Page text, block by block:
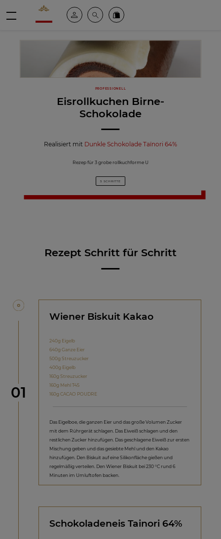
Valrhona - Imaginons le meilleur du chocolat
Mein kontoSuche Valrhona Collection
PROFESSIONELL
Eisrollkuchen Birne-
Schokolade
Realisiert mit Dunkle Schokolade Taïnori 64%
Rezep für 3 grobe rollkuchforme U
5 SCHRITTE
Rezept Schritt für Schritt
Schritt
01
Wiener Biskuit Kakao
240g Eigelb
640g Ganze Eier
500g Streuzucker
400g Eigelb
160g Streuzucker
160g Mehl T45
160g CACAO POUDRE
Das Eigelboe, die ganzen Eier und das große Volumen Zucker
mit dem Rührgerät schlagen. Das Eiweiß schlagen und den
restlichen Zucker hinzufügen. Das geschlagene Eiweiß zur ersten
Mischung geben und das gesiebte Mehl und den Kakao
hinzufügen. Den Biskuit auf eine Silikonfläche gießen und
regelmäßig verteilen. Den Wiener Biskuit bei 230 °C rund 6
Minuten im Umluftofen backen.
Schokoladeneis Tainori 64%